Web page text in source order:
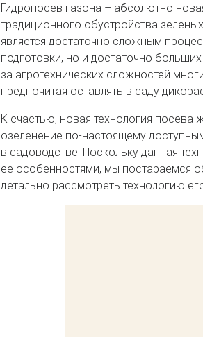
Гидропосев газона – абсолютно
традиционного обустройства
является достаточно сложным
подготовки, но и достаточно
за агротехнических сложностей
предпочитая оставлять в саду
К счастью, новая технология посева
озеленение по-настоящему
в садоводстве. Поскольку данная
ее особенностями, мы постараемся
детально рассмотреть технологию